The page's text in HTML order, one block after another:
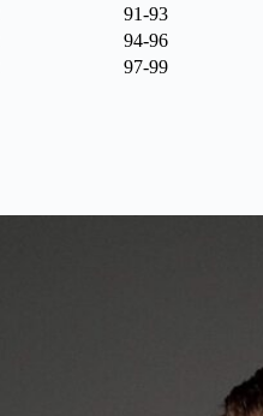
91-93
94-96
97-99